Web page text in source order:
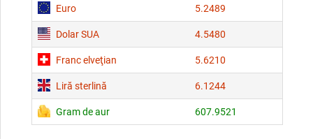
Euro 5.2489
Dolar SUA 4.5480
Franc elveţian 5.6210
Liră sterlină 6.1244
Gram de aur 607.9521